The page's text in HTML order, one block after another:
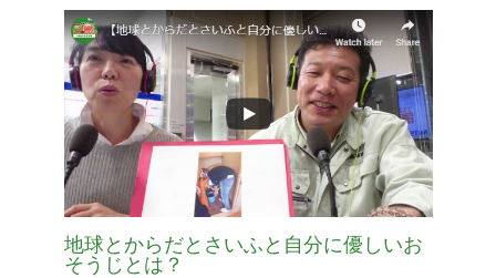
地球とからだとさいふと自分に優しいお
そうじとは？